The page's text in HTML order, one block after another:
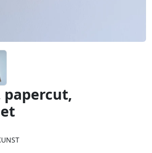
papercut,